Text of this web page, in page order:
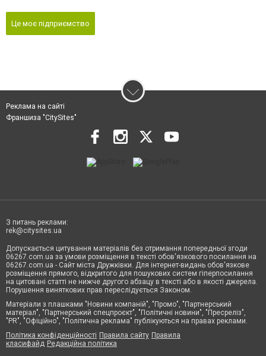
Це моє підприємство
Реклама на сайті
Франшиза "CitySites"
З питань реклами:
rek@citysites.ua
Допускається цитування матеріалів без отримання попередньої згоди
06267.com.ua за умови розміщення в тексті обов'язкового посилання на
06267.com.ua - Сайт міста Дружківки. Для інтернет-видань обов'язкове
розміщення прямого, відкритого для пошукових систем гіперпосилання
на цитовані статті не нижче другого абзацу в тексті або в якості джерела.
Порушення виняткових прав переслідується Законом.
Матеріали з плашками "Новини компаній", "Промо", "Партнерський
матеріал", "Партнерський спецпроєкт", "Політичні новини", "Пресреліз",
"PR", "Офіційно", "Політична реклама" публікуються на правах реклами.
Політика конфіденційності Правила сайту Правила
класифайд Редакційна політика